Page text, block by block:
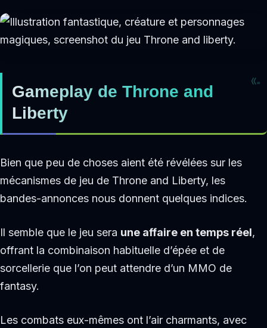
Gameplay de Throne and
Liberty
Bien que peu de choses aient été révélées sur les
mécanismes de jeu de Throne and Liberty, les
bandes-annonces nous donnent quelques indices.
Il semble que le jeu sera une affaire en temps réel,
offrant la combinaison habituelle d’épée et de
sorcellerie que l’on peut attendre d’un MMO de
fantasy.
Les combats eux-mêmes ont l’air charmants, avec